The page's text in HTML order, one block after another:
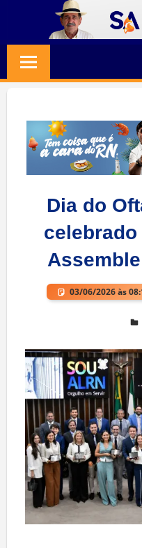
content
Jornalismo
Credibilidade
Dia do
03/06/2026 às